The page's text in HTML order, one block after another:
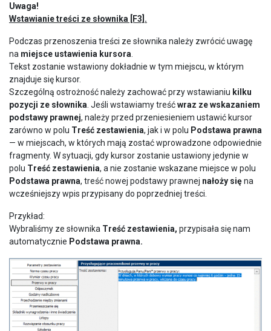
Uwaga!
Wstawianie treści ze słownika [F3].
Podczas przenoszenia treści ze słownika należy zwrócić uwagę
na miejsce ustawienia kursora
Tekst zostanie wstawiony dokładnie w tym miejscu, w którym
znajduje się kursor.
Szczególną ostrożność należy zachować przy wstawianiu kilku
pozycji ze słownika . Jeśli wstawiamy treśćwraz ze wskazaniem
podstawy prawnej, należy przed przeniesieniem ustawić kursor
zarówno w polu Treść zestawienia, jak i w polu Podstawa prawna
— w miejscach, w których mają zostać wprowadzone odpowiednie
fragmenty. W sytuacji, gdy kursor zostanie ustawiony jedynie w
polu Treść zestawienia, a nie zostanie wskazane miejsce w polu
Podstawa prawna, treść nowej podstawy prawnej nałoży sięna
wcześniejszy wpis przypisany do poprzedniej treści.
Przykład:
Wybraliśmy ze słownika Treść zestawienia, przypisała się nam
automatycznie Podstawa prawna.